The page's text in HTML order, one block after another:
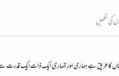
کی نظمیں
کا طریق ہے ہماری اور تمہاری ایک ذات ایک قدرت